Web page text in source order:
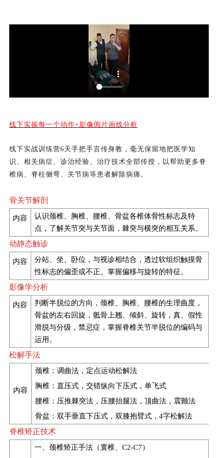
线下实操每一个动作+影像阅片画线分析
线下实战训练营6天手把手言传身教，毫无保留地把医学知
识、相关病症、诊治经验、治疗技术全部传授，以帮助更多脊
椎病、脊柱侧弯、关节病等患者解除病痛。
骨关节解剖
内容
认识颈椎、胸椎、腰椎、骨盆各椎体骨性标志及特
点，了解关节突与关节面，棘突与横突的相互关系。
动静态触诊
内容
分站、坐、卧位，与视诊相结合，透过软组织触摸骨
性标志的偏歪或不正。掌握偏移与旋转的特征。
影像学分析
内容
判断半脱位的方向，颈椎、胸椎、腰椎的生理曲度，
骨盆的左右回旋，骶骨上翘、倾斜、旋转，真、假性
滑脱与分级，禁忌症，掌握脊椎关节半脱位的编码与
运用。
松解手法
内容
颈椎：调曲法，定点运动松解法
胸椎：直压式，交错纵向下压式，单飞式
腰椎：压推棘突法，压腰抬腿法，顶曲法，震颤法
骨盆：双手垂直下压式，双膝抱臂式，4字松解法
脊椎矫正技术
一、颈椎矫正手法（寰椎、C2-C7）